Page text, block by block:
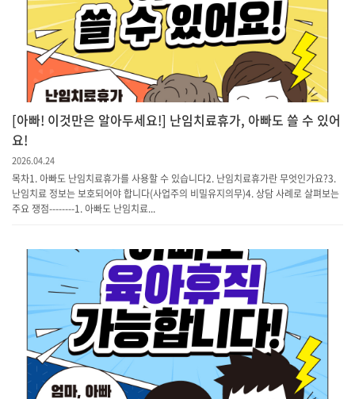
[아빠! 이것만은 알아두세요!] 난임치료휴가, 아빠도 쓸 수 있어
요!
2026.04.24
목차1. 아빠도 난임치료휴가를 사용할 수 있습니다2. 난임치료휴가란 무엇인가요?3.
난임치료 정보는 보호되어야 합니다(사업주의 비밀유지의무)4. 상담 사례로 살펴보는
주요 쟁점--------1. 아빠도 난임치료...